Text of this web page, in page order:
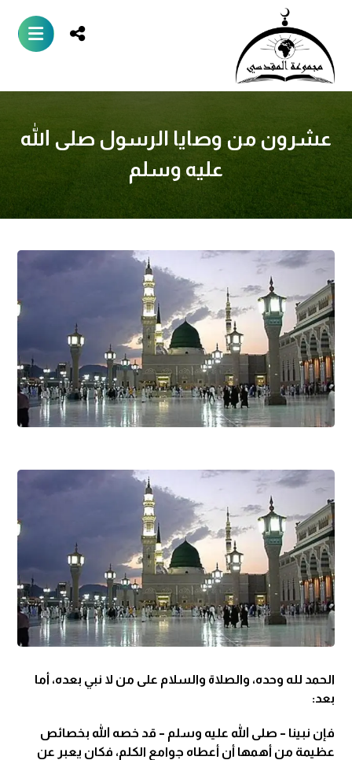
عشرون من وصايا الرسول صلى الله
عليه وسلم
الحمد لله وحده، والصلاة والسلام على من لا نبي بعده، أما
بعد:
فإن نبينا – صلى الله عليه وسلم – قد خصه الله بخصائص
عظيمة من أهمها أن أعطاه جوامع الكلم، فكان يعبر عن